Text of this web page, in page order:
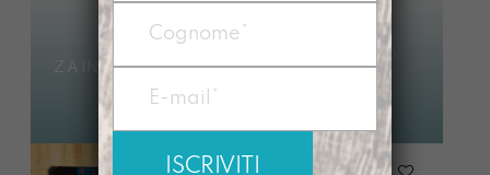
ZAINO ESSERE TE
95,00